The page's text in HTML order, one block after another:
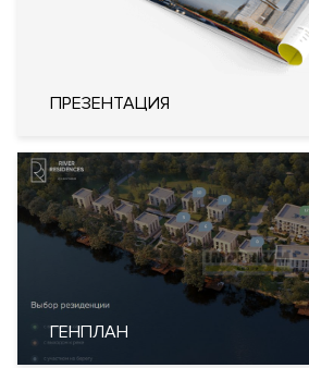
Приточно-
ThyssenKrupp
ЖК River Residence (Ривер Резиденс)
Преимущества дома
Уникальный формат для городской
комплекс апартаментов, пентхаусов,
резиденций. Премиальная локация в
Закрытая территория 2,5 га. Большой
решений апартаментов, таунхаусов и
ПРЕЗЕНТАЦИЯ
ГЕНПЛАН